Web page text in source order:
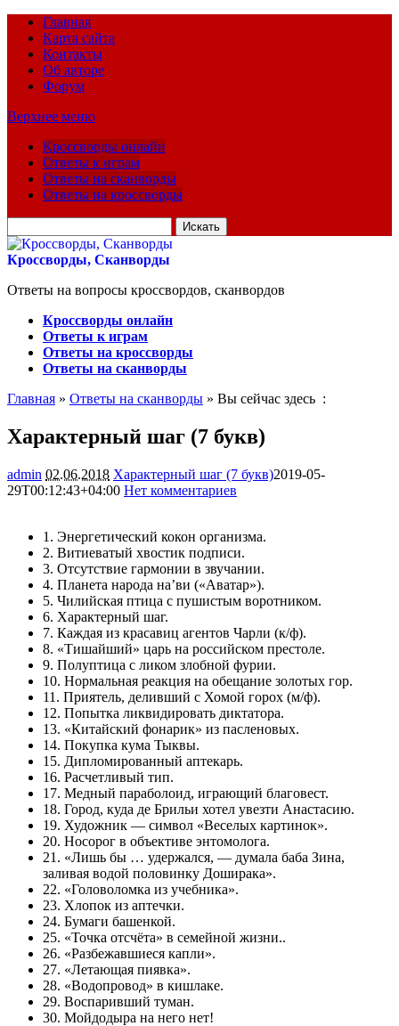
Главная
Карта сайта
Контакты
Об авторе
Форум
Верхнее меню
Кроссворды онлайн
Ответы к играм
Ответы на сканворды
Ответы на кроссворды
для:
Кроссворды, Сканворды
Ответы на вопросы кроссвордов, сканвордов
Кроссворды онлайн
Ответы к играм
Ответы на кроссворды
Ответы на сканворды
Главная » Ответы на сканворды » Вы сейчас здесь :
Характерный шаг (7 букв)
admin 02.06.2018 Характерный шаг (7 букв)2019-05-
29T00:12:43+04:00 Нет комментариев
1. Энергетический кокон организма.
2. Витиеватый хвостик подписи.
3. Отсутствие гармонии в звучании.
4. Планета народа на’ви («Аватар»).
5. Чилийская птица с пушистым воротником.
6. Характерный шаг.
7. Каждая из красавиц агентов Чарли (к/ф).
8. «Тишайший» царь на российском престоле.
9. Полуптица с ликом злобной фурии.
10. Нормальная реакция на обещание золотых гор.
11. Приятель, деливший с Хомой горох (м/ф).
12. Попытка ликвидировать диктатора.
13. «Китайский фонарик» из пасленовых.
14. Покупка кума Тыквы.
15. Дипломированный аптекарь.
16. Расчетливый тип.
17. Медный параболоид, играющий благовест.
18. Город, куда де Брильи хотел увезти Анастасию.
19. Художник — символ «Веселых картинок».
20. Носорог в объективе энтомолога.
21. «Лишь бы … удержался, — думала баба Зина,
заливая водой половинку Доширака».
22. «Головоломка из учебника».
23. Хлопок из аптечки.
24. Бумаги башенкой.
25. «Точка отсчёта» в семейной жизни..
26. «Разбежавшиеся капли».
27. «Летающая пиявка».
28. «Водопровод» в кишлаке.
29. Воспаривший туман.
30. Мойдодыра на него нет!